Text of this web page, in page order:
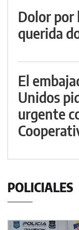
Dolor por
querida
El
Unidos
urgente
POLICIALES